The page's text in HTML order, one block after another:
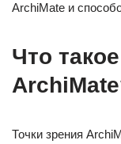
ArchiMate и
Что
Точки зрения